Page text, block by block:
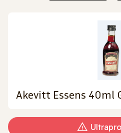
Akevitt Essens 40ml